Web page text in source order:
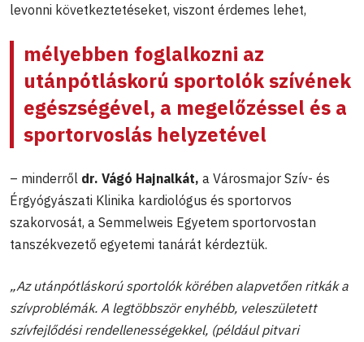
levonni következtetéseket, viszont érdemes lehet,
mélyebben foglalkozni az
utánpótláskorú sportolók szívének
egészségével, a megelőzéssel és a
sportorvoslás helyzetével
– minderről dr. Vágó Hajnalkát, a Városmajor Szív- és
Érgyógyászati Klinika kardiológus és sportorvos
szakorvosát, a Semmelweis Egyetem sportorvostan
tanszékvezető egyetemi tanárát kérdeztük.
„Az utánpótláskorú sportolók körében alapvetően ritkák a
szívproblémák. A legtöbbször enyhébb, veleszületett
szívfejlődési rendellenességekkel, (például pitvari